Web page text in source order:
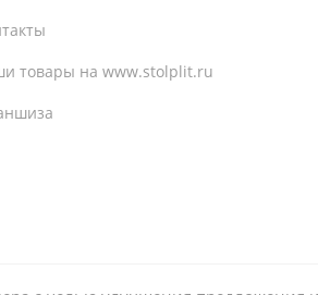
товары на www.stolplit.ru